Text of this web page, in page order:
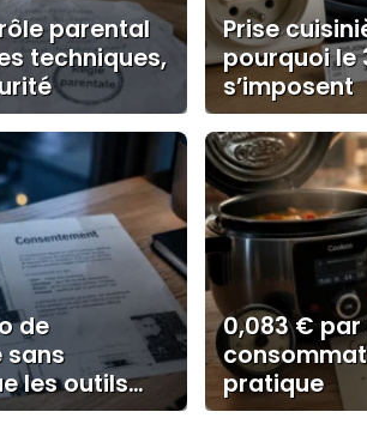
parental
techniques,
Prise
pourquoi le
s’imposent
de
sans
les outils
vraiment
0,083 € par
pratique